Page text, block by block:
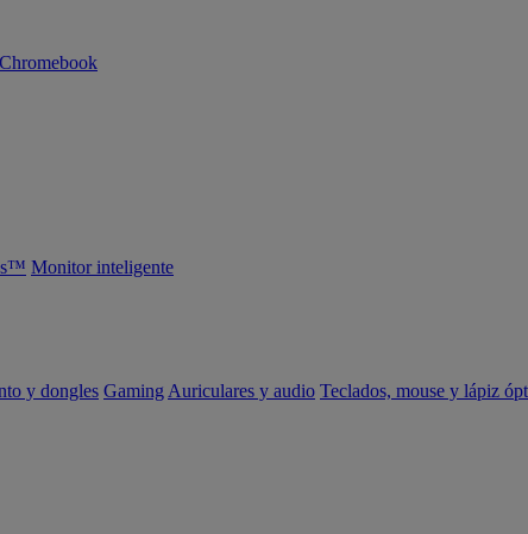
Monitor inteligente
y dongles Gaming Auriculares y audio Teclados, mouse y lápiz